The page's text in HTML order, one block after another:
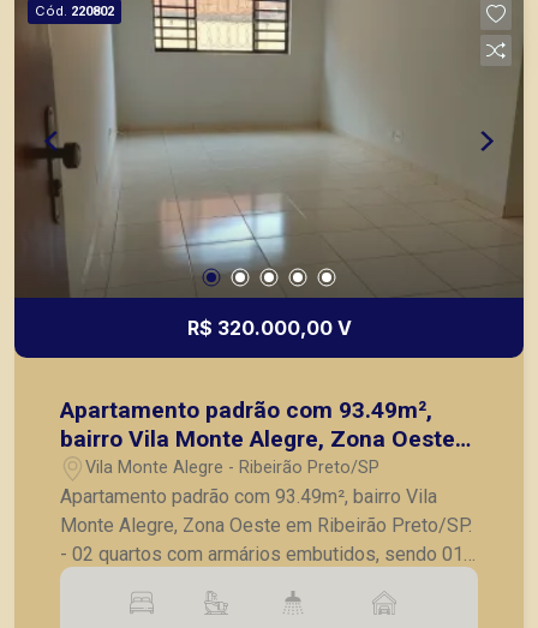
Cód. 220802
R$ 320.000,00 V
Apartamento padrão com 93.49m²,
bairro Vila Monte Alegre, Zona Oeste
em Ribeirão Preto/SP.
Vila Monte Alegre - Ribeirão Preto/SP
Apartamento padrão com 93.49m², bairro Vila
Monte Alegre, Zona Oeste em Ribeirão Preto/SP.
- 02 quartos com armários embutidos, sendo 01
suíte; - Sala para 02 ambientes; - Banheiro social
completo; - Cozinha planejada completa em